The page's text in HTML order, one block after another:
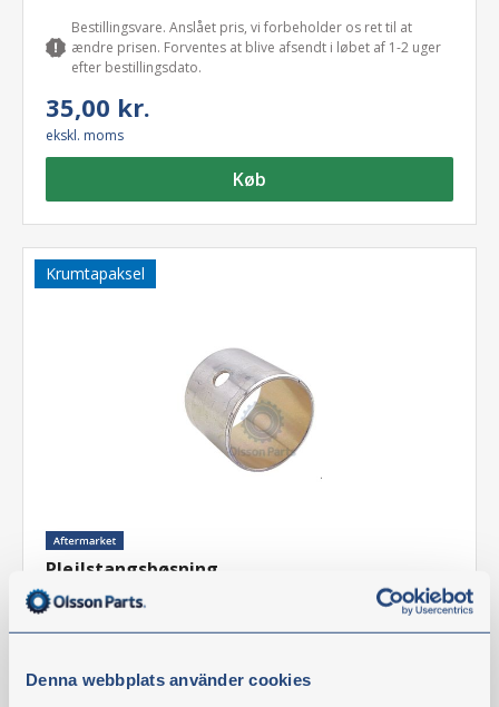
Denna webbplats använder cookies
Bestillingsvare. Anslået pris, vi forbeholder os ret til at
ændre prisen. Forventes at blive afsendt i løbet af 1-2 uger
efter bestillingsdato.
35,00 kr.
ekskl. moms
Køb
Krumtapaksel
Plejlstangsbøsning
Artikelnr.:D-3371612
Til Ø 35 mm stempelbolt.